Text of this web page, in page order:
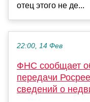
отец этого не де...
22:00, 14 Фев
ФНС сообщает
передачи
сведений о